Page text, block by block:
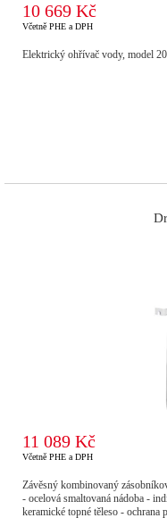
10 669 Kč
Včetně PHE a DPH
Elektrický ohřívač vody, model
11 089 Kč
Včetně PHE a DPH
Závěsný kombinovaný
- ocelová smaltovaná nádoba -
keramické topné těleso -